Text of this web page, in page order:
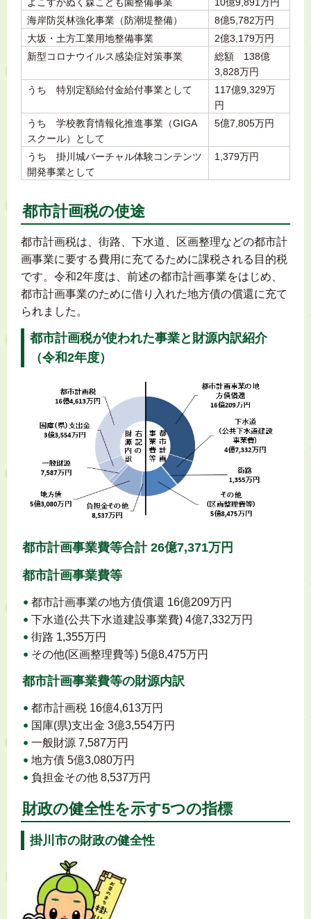
海岸防災林強化事業（防潮堤整備）
8億5,782万円
大坂・土方工業用地整備事業
2億3,179万円
新型コロナウイルス感染症対策事業
総額 138億
3,828万円
うち 特別定額給付金給付事業として
117億9,329万
円
うち 学校教育情報化推進事業（GIGA
スクール）として
5億7,805万円
うち 掛川城バーチャル体験コンテンツ
開発事業として
1,379万円
都市計画税の使途
都市計画税は、街路、下水道、区画整理などの都市計
画事業に要する費用に充てるために課税される目的税
です。令和2年度は、前述の都市計画事業をはじめ、
都市計画事業のために借り入れた地方債の償還に充て
られました。
都市計画税が使われた事業と財源内訳紹介
（令和2年度）
都市計画事業費等合計 26億7,371万円
都市計画事業費等
都市計画事業の地方債償還 16億209万円
下水道(公共下水道建設事業費) 4億7,332万円
街路 1,355万円
その他(区画整理費等) 5億8,475万円
都市計画事業費等の財源内訳
都市計画税 16億4,613万円
国庫(県)支出金 3億3,554万円
一般財源 7,587万円
地方債 5億3,080万円
負担金その他 8,537万円
財政の健全性を示す5つの指標
掛川市の財政の健全性